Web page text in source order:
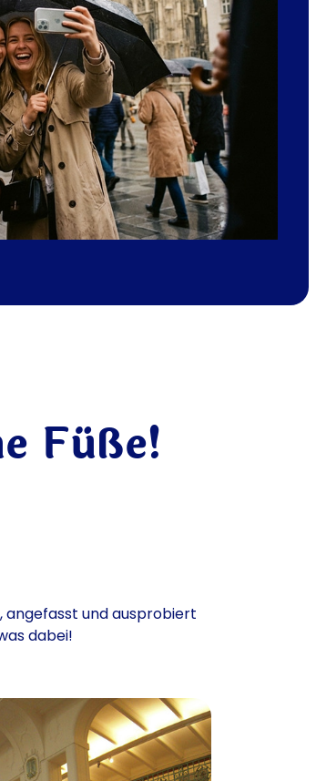
Füße!
angefasst und ausprobiert
dabei!